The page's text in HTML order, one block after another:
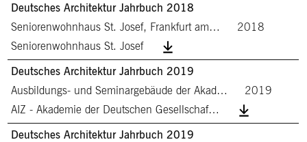
Deutsches Architektur Jahrbuch 2018
Seniorenwohnhaus St. Josef, Frankfurt am…
2018
Seniorenwohnhaus St. Josef
Deutsches Architektur Jahrbuch 2019
Ausbildungs- und Seminargebäude der Akad…
2019
AIZ - Akademie der Deutschen Gesellschaf…
Deutsches Architektur Jahrbuch 2019